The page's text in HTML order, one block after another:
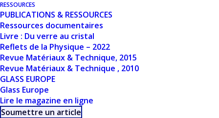
RESSOURCES
PUBLICATIONS & RESSOURCES
Ressources documentaires
Livre : Du verre au cristal
Reflets de la Physique – 2022
Revue Matériaux & Technique, 2015
Revue Matériaux & Technique , 2010
GLASS EUROPE
Glass Europe
Lire le magazine en ligne
Soumettre un article
ALKALI
ACTIVATION -
ENRICO
BERNARDO (UNIV.
PADOVA)